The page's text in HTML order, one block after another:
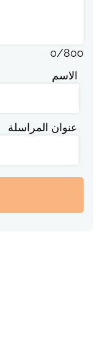
0/800
الاسم
عنوان المراسلة